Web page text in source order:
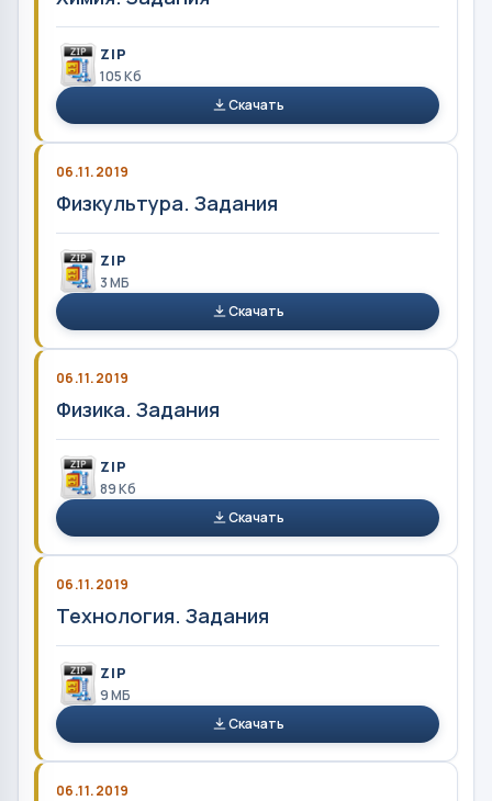
ZIP
105 Кб
Скачать
06.11.2019
Физкультура. Задания
ZIP
3 MБ
Скачать
06.11.2019
Физика. Задания
ZIP
89 Кб
Скачать
06.11.2019
Технология. Задания
ZIP
9 MБ
Скачать
06.11.2019